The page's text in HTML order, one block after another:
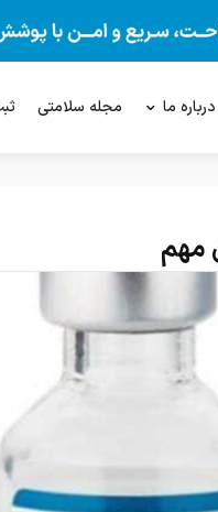
درباره ما مجله سلامتی